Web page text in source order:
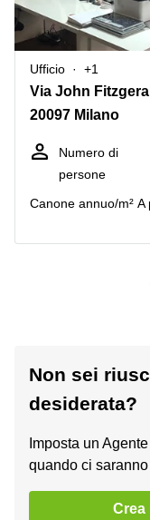
Ufficio +1
20097 Milano
Numero di
persone
Canone annuo/m² A
Non sei
desiderata?
Imposta un
quando ci
Crea